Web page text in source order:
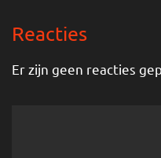
Reacties
Er zijn geen reacties